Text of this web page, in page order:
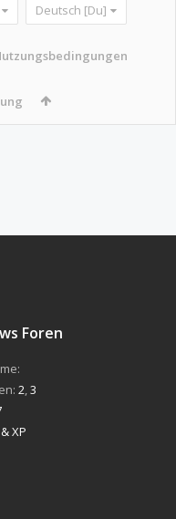
Deutsch [Du]
Foren
2 3
XP